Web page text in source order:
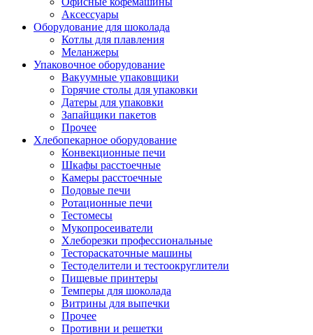
Аксессуары
Оборудование для шоколада
Котлы для плавления
Меланжеры
Упаковочное оборудование
Вакуумные упаковщики
Горячие столы для упаковки
Датеры для упаковки
Запайщики пакетов
Прочее
Хлебопекарное оборудование
Конвекционные печи
Шкафы расстоечные
Камеры расстоечные
Подовые печи
Ротационные печи
Тестомесы
Мукопросеиватели
Хлеборезки профессиональные
Тестораскаточные машины
Тестоделители и тестоокруглители
Пищевые принтеры
Темперы для шоколада
Витрины для выпечки
Прочее
Противни и решетки